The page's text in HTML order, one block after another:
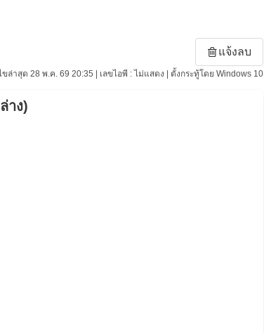
แจ้งลบ
ขล่าสุด 28 พ.ค. 69 20:35 | เลขไอพี : ไม่แสดง | ตั้งกระทู้โดย Windows 10
าง)